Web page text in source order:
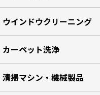
ウインドウクリーニング
カーペット洗浄
清掃マシン・機械製品